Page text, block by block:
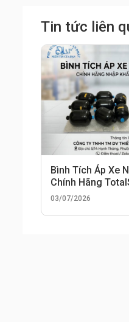
Tin tức liên
Bình Tích Áp Xe
Chính Hãng
Phát
03/07/2026